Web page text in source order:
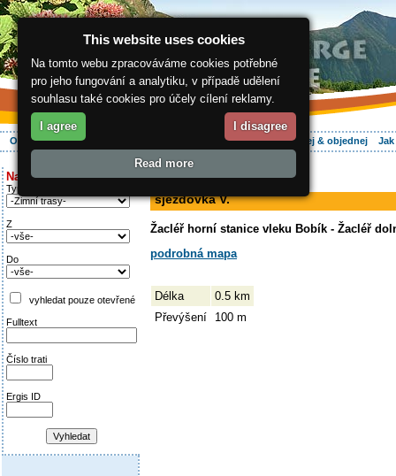
O regionu Aktivně Ubytování Hledej & objednej
Najděte si:
Typ trati
Z
Do
vyhledat pouze otevřené
Fulltext
Číslo trati
Ergis ID
ergis.cz>
sjezdovka V.
Žacléř horní stanice vleku Bobík - Žacléř
podrobná mapa
Délka
0.5 km
Převýšení
100 m
This website uses cookies
Na tomto webu zpracováváme cookies potřebné
pro jeho fungování a analytiku, v případě udělení
souhlasu také cookies pro účely cílení reklamy.
I agree I disagree
Read more